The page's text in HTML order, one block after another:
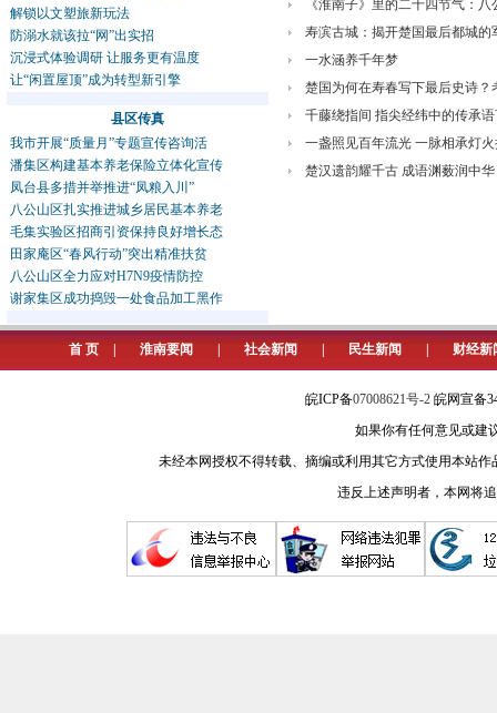
解锁以文塑旅新玩法
防溺水就该拉“网”出实招
沉浸式体验调研 让服务更有温度
让“闲置屋顶”成为转型新引擎
县区传真
我市开展“质量月”专题宣传咨询活
潘集区构建基本养老保险立体化宣传
凤台县多措并举推进“凤粮入川”
八公山区扎实推进城乡居民基本养老
毛集实验区招商引资保持良好增长态
田家庵区“春风行动”突出精准扶贫
八公山区全力应对H7N9疫情防控
谢家集区成功捣毁一处食品加工黑作
《淮南子》里的二十四节气：
寿滨古城：揭开楚国最后都城的
一水涵养千年梦
楚国为何在寿春写下最后史诗？
千藤绕指间 指尖经纬中的传承
一盏照见百年流光 一脉相承灯
楚汉遗韵耀千古 成语渊薮润中华
首 页 淮南要闻 社会新闻 民生新闻 财经新
皖ICP备07008621号-2 皖网宣备
如果你有任何意见或建
未经本网授权不得转载、摘编或利用其它方式使用本站
违反上述声明者，本网将